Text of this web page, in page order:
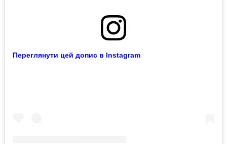
Переглянути цей допис в Instagram